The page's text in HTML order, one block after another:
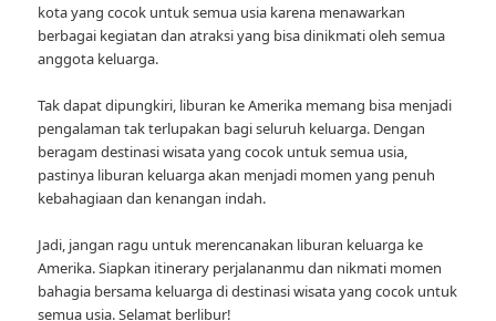
kota yang cocok untuk semua usia karena menawarkan
berbagai kegiatan dan atraksi yang bisa dinikmati oleh semua
anggota keluarga.
Tak dapat dipungkiri, liburan ke Amerika memang bisa menjadi
pengalaman tak terlupakan bagi seluruh keluarga. Dengan
beragam destinasi wisata yang cocok untuk semua usia,
pastinya liburan keluarga akan menjadi momen yang penuh
kebahagiaan dan kenangan indah.
Jadi, jangan ragu untuk merencanakan liburan keluarga ke
Amerika. Siapkan itinerary perjalananmu dan nikmati momen
bahagia bersama keluarga di destinasi wisata yang cocok untuk
semua usia. Selamat berlibur!